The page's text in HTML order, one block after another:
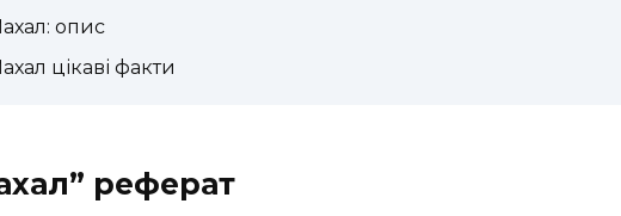
опис
цікаві факти
реферат